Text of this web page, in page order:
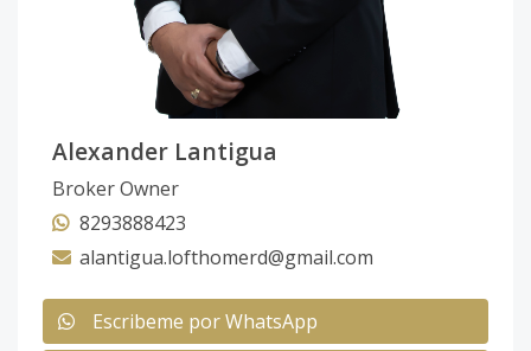
Alexander Lantigua
Broker Owner
8293888423
alantigua.lofthomerd@gmail.com
Escribeme por WhatsApp